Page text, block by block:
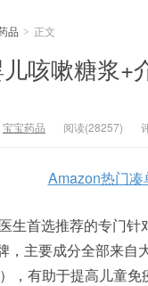
品 > 正文
儿咳嗽糖浆
宝宝药品 阅读(28257)
Amazon热门凑
生首选推荐的专门
，主要成分全部来
，有助于提高儿童免